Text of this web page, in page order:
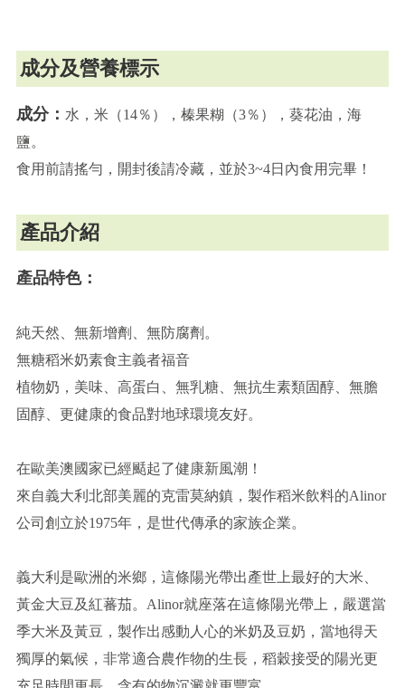
成分及營養標示
成分： 水，米（14％），榛果糊（3％），葵花油，海
鹽。
食用前請搖勻，開封後請冷藏，並於3~4日內食用完畢！
產品介紹
產品特色：
純天然、無新增劑、無防腐劑。
無糖稻米奶素食主義者福音
植物奶，美味、高蛋白、無乳糖、無抗生素類固醇、無膽
固醇、更健康的食品對地球環境友好。
在歐美澳國家已經颳起了健康新風潮！
來自義大利北部美麗的克雷莫納鎮，製作稻米飲料的Alinor
公司創立於1975年，是世代傳承的家族企業。
義大利是歐洲的米鄉，這條陽光帶出產世上最好的大米、
黃金大豆及紅蕃茄。Alinor就座落在這條陽光帶上，嚴選當
季大米及黃豆，製作出感動人心的米奶及豆奶，當地得天
獨厚的氣候，非常適合農作物的生長，稻穀接受的陽光更